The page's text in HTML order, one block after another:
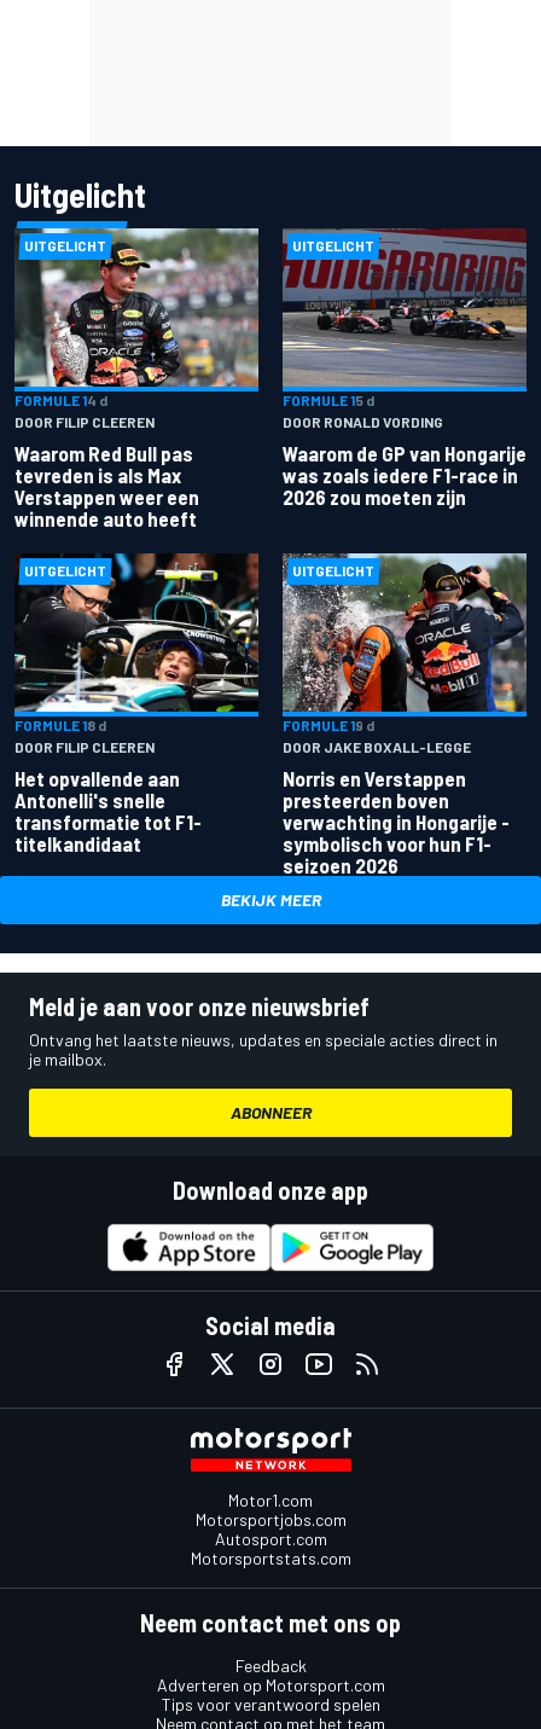
Uitgelicht
UITGELICHT
FORMULE 14 d
DOOR FILIP CLEEREN
Waarom Red Bull pas
tevreden is als Max
Verstappen weer een
winnende auto heeft
UITGELICHT
FORMULE 15 d
DOOR RONALD VORDING
Waarom de GP van Hongarije
was zoals iedere F1-race in
2026 zou moeten zijn
UITGELICHT
FORMULE 18 d
DOOR FILIP CLEEREN
Het opvallende aan
Antonelli's snelle
transformatie tot F1-
titelkandidaat
UITGELICHT
FORMULE 19 d
DOOR JAKE BOXALL-LEGGE
Norris en Verstappen
presteerden boven
verwachting in Hongarije -
symbolisch voor hun F1-
seizoen 2026
BEKIJK MEER
Meld je aan voor onze nieuwsbrief
Ontvang het laatste nieuws, updates en speciale acties direct in
je mailbox.
ABONNEER
Download onze app
Social media
Motor1.com
Motorsportjobs.com
Autosport.com
Motorsportstats.com
Neem contact met ons op
Feedback
Adverteren op Motorsport.com
Tips voor verantwoord spelen
Neem contact op met het team